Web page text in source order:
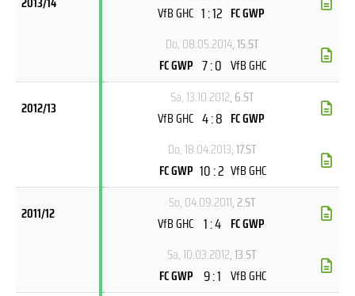
VfB GHC 1 : 12 FC GWP
Do, 08.05.2014, 15.ST
FC GWP 7 : 0 VfB GHC
2012/13
Sa, 13.10.2012, 6.ST
VfB GHC 4 : 8 FC GWP
Do, 18.04.2013, 17.ST
FC GWP 10 : 2 VfB GHC
2011/12
So, 04.09.2011, 2.ST
VfB GHC 1 : 4 FC GWP
Sa, 10.03.2012, 13.ST
FC GWP 9 : 1 VfB GHC